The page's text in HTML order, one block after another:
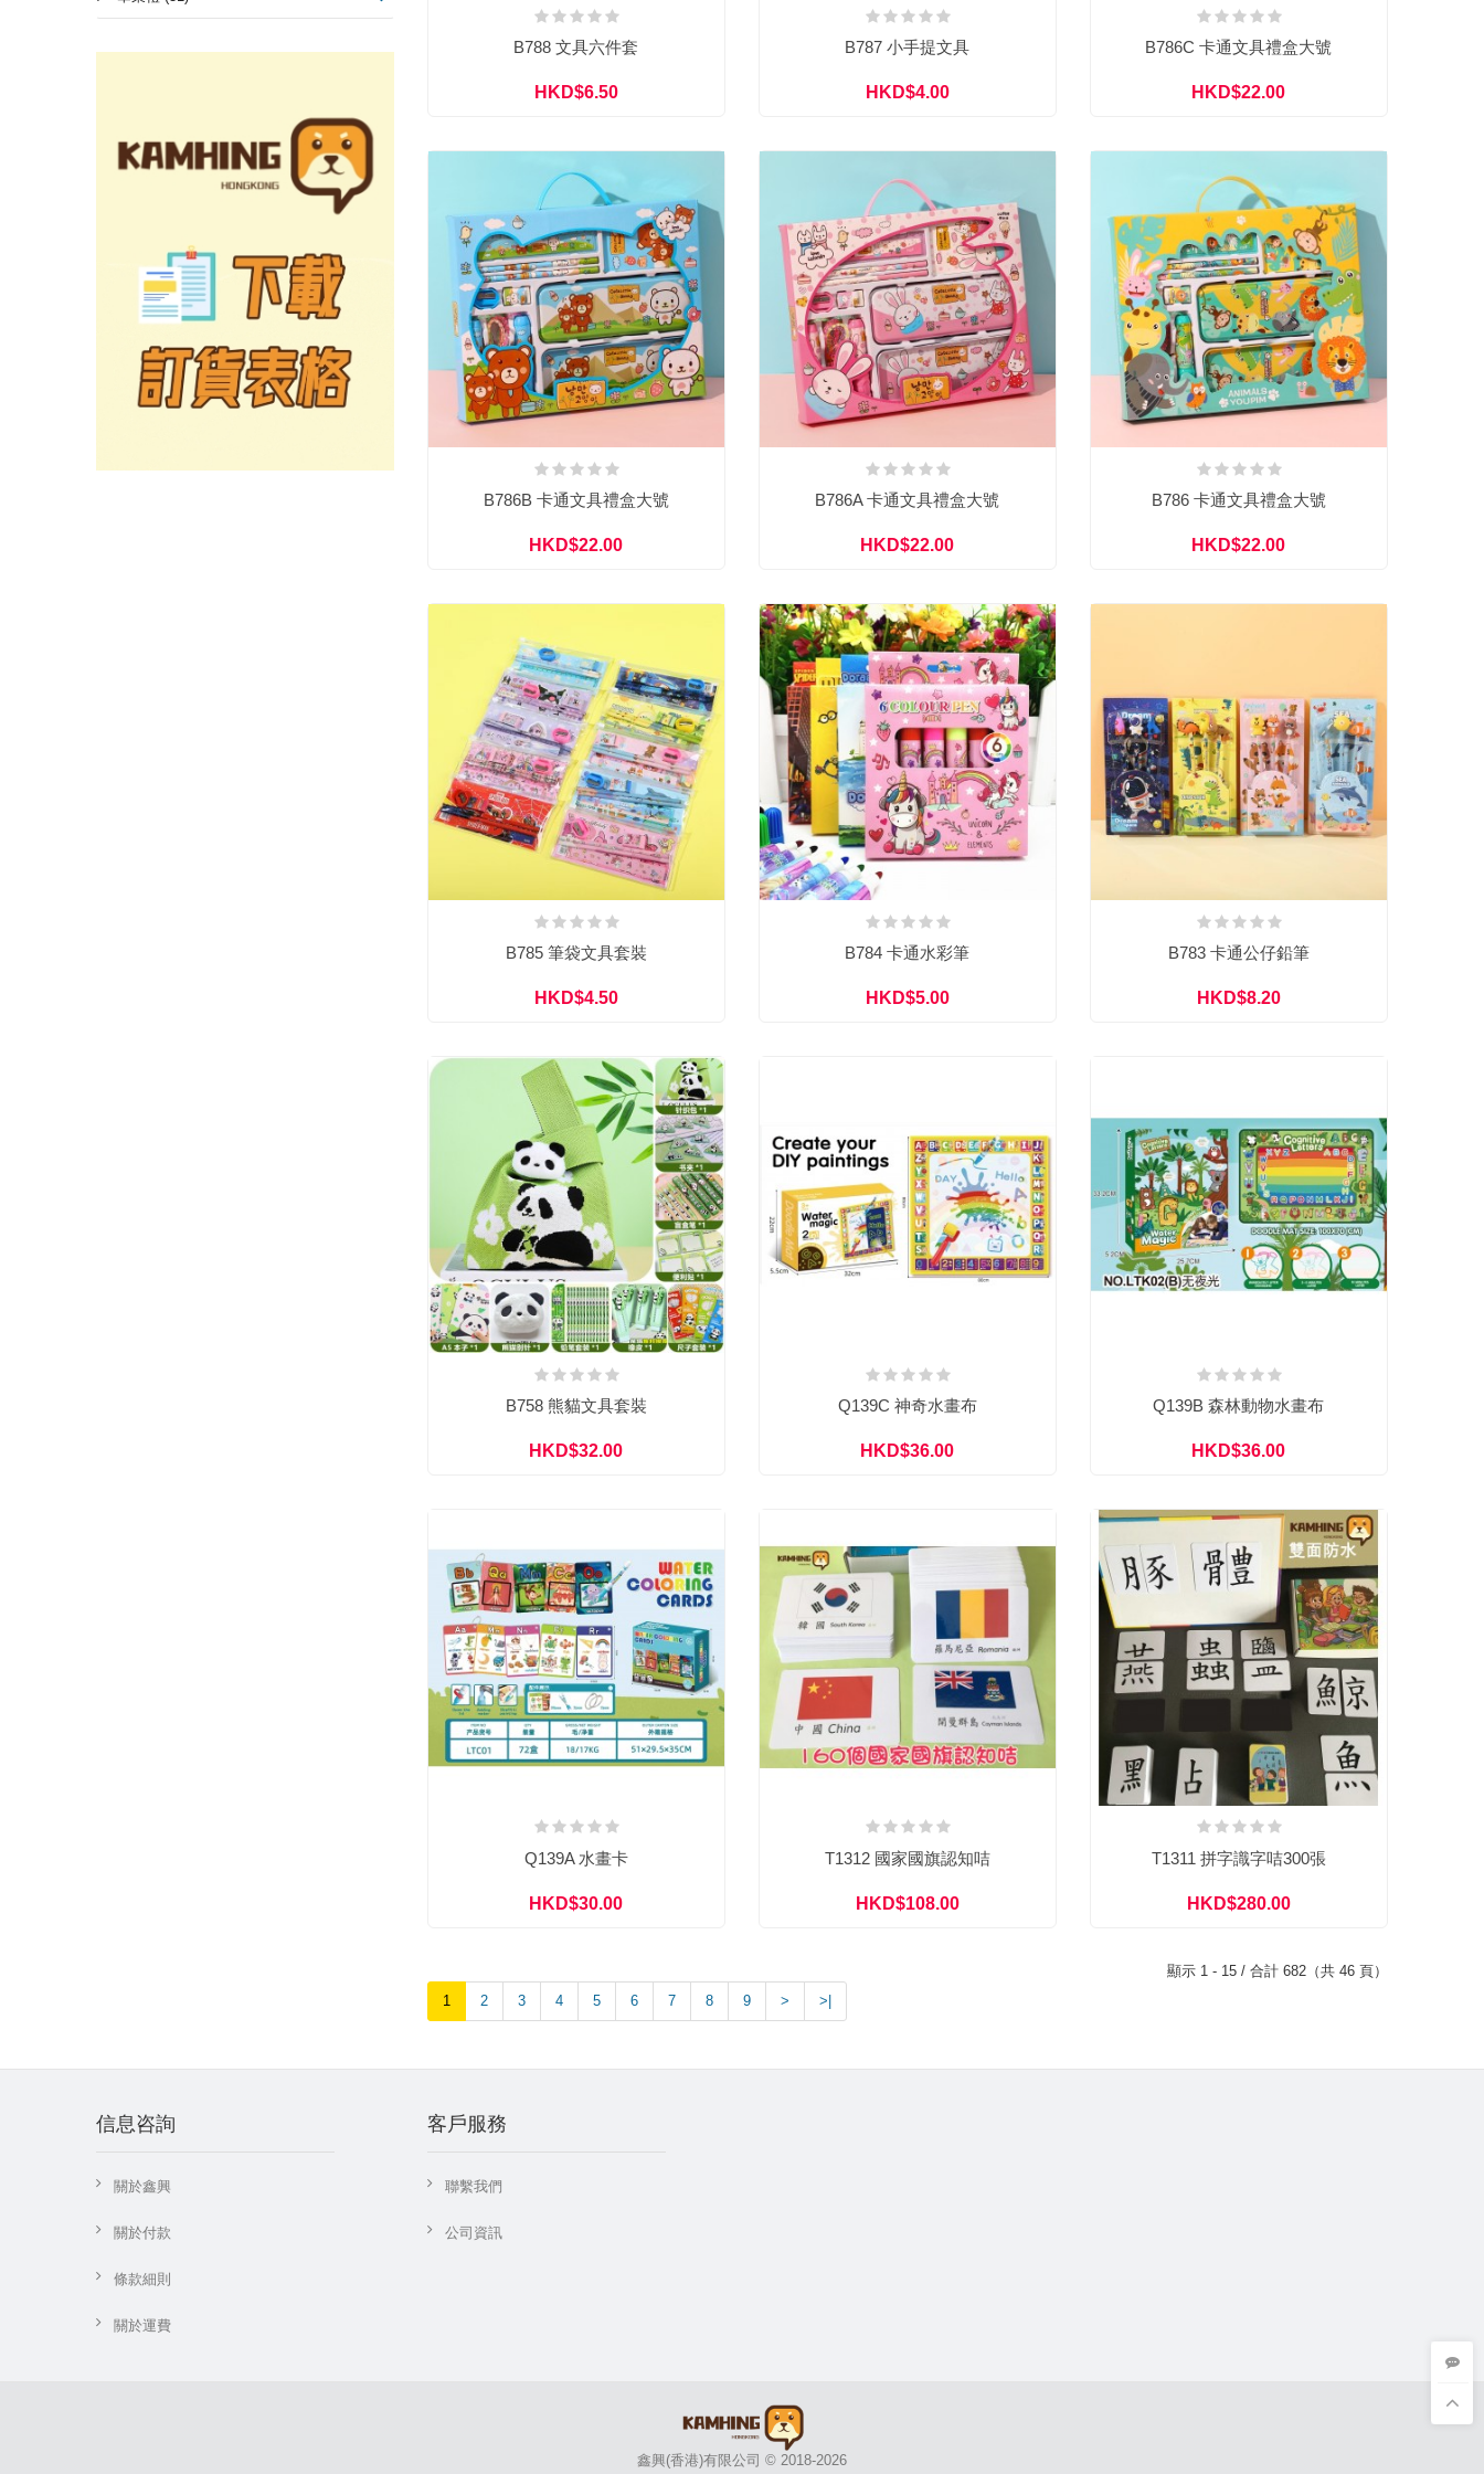
B788 文具六件套
HKD$6.50
B787 小手提文具
HKD$4.00
B786C 卡通文具禮盒大號
HKD$22.00
B786B 卡通文具禮盒大號
HKD$22.00
B786A 卡通文具禮盒大號
HKD$22.00
B786 卡通文具禮盒大號
HKD$22.00
B785 筆袋文具套裝
HKD$4.50
B784 卡通水彩筆
HKD$5.00
B783 卡通公仔鉛筆
HKD$8.20
B758 熊貓文具套裝
HKD$32.00
Q139C 神奇水畫布
HKD$36.00
Q139B 森林動物水畫布
HKD$36.00
Q139A 水畫卡
HKD$30.00
T1312 國家國旗認知咭
HKD$108.00
T1311 拼字識字咭300張
HKD$280.00
1 2 3 4 5 6 7 8 9 > >|
顯示 1 - 15 / 合計 682（共 46 頁）
信息咨詢
關於鑫興
關於付款
條款細則
關於運費
客戶服務
聯繫我們
公司資訊
鑫興(香港)有限公司 © 2018-2026